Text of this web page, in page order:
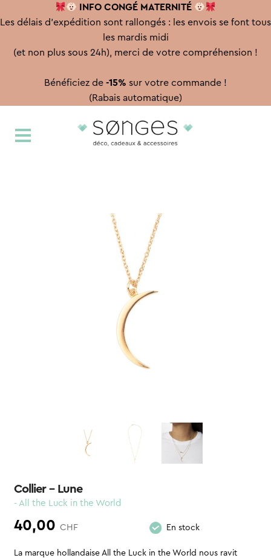
INFO CONGÉ MATERNITÉ
Les délais d'expédition sont rallongés : les envois se font tous
les mardis midi
(et non plus sous 24h), merci de votre compréhension !
Bénéficiez de -15% sur votre commande !
(Rabais automatique)
à
au
Collier – Lune
- All the Luck in the World
40,00 CHF En stock
La marque hollandaise All the Luck in the World nous ravit